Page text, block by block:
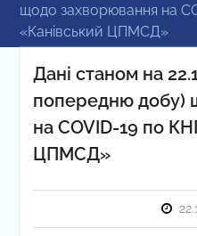
щодо захворювання на
«Канівський ЦПМСД»
Дані станом на
попередню добу)
на COVID-19 по
ЦПМСД»